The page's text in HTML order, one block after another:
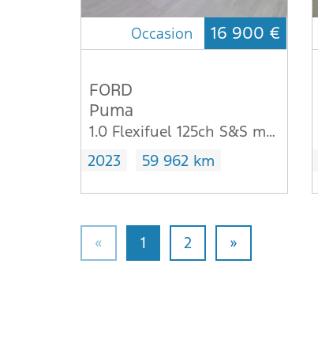
Occasion 16 900 €
FORD
Puma
1.0 Flexifuel 125ch S&S mHEV E85 Titanium Business
2023
59 962 km
« 1 2 »